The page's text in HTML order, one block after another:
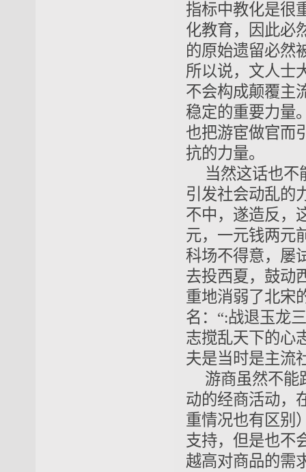
指标中教化是很
化教育，因此必
的原始遗留必然
所以说，文人士
不会构成颠覆主
稳定的重要力量
也把游宦做官而
抗的力量。
当然这话也不
引发社会动乱的
不中，遂造反，
元，一元钱两元
科场不得意，屡
去投西夏，鼓动
重地消弱了北宋
名：“:战退玉龙
志搅乱天下的心
夫是当时是主流
游商虽然不能
动的经商活动，
重情况也有区别
支持，但是也不
越高对商品的需